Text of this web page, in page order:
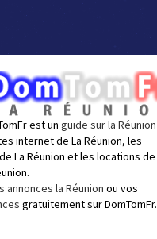
est un guide sur la Réunion
internet de La Réunion, les
La Réunion et les locations de
annonces la Réunion ou vos
gratuitement sur DomTomFr.